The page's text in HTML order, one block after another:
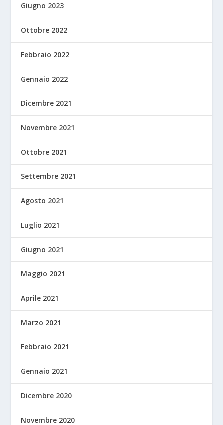
Giugno 2023
Ottobre 2022
Febbraio 2022
Gennaio 2022
Dicembre 2021
Novembre 2021
Ottobre 2021
Settembre 2021
Agosto 2021
Luglio 2021
Giugno 2021
Maggio 2021
Aprile 2021
Marzo 2021
Febbraio 2021
Gennaio 2021
Dicembre 2020
Novembre 2020